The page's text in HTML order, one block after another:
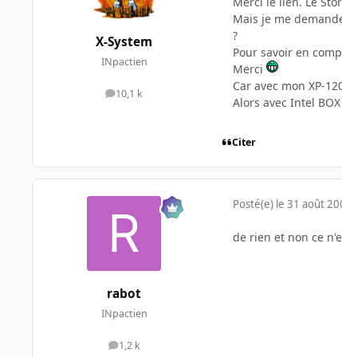
X-System
INpactien
10,1 k
messages
Mais je me
?
Pour savoir en
Merci
Car avec mon XP-
Alors avec Intel
Citer
rabot
INpactien
1,2 k
messages
Posté(e) le 31 août
de rien et non ce